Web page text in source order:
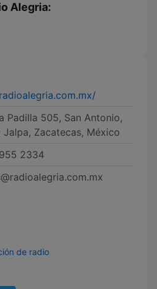
Alegria:
Padilla 505, San Antonio,
Zacatecas, México
2334
de radio